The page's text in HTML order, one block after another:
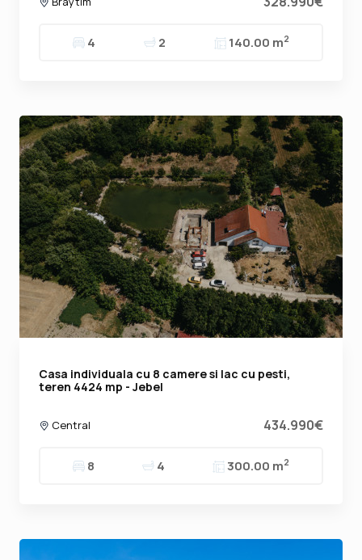
4 2 140.00 m2
Casa individuala cu 8 camere si lac cu pesti,
teren 4424 mp - Jebel
Central 434.990€
8 4 300.00 m2